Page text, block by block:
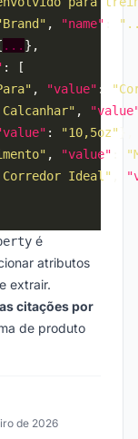
, "name"
...
, "value" :
,
: "10,5oz"
, "value"
Ideal"
é
atributos
extrair.
citações por
de produto
de 2026